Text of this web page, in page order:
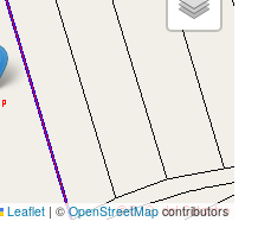
Leaflet | ©OpenStreetMap contributors